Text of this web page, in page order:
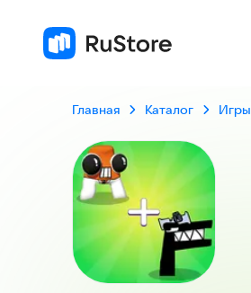
Главная Каталог Игры